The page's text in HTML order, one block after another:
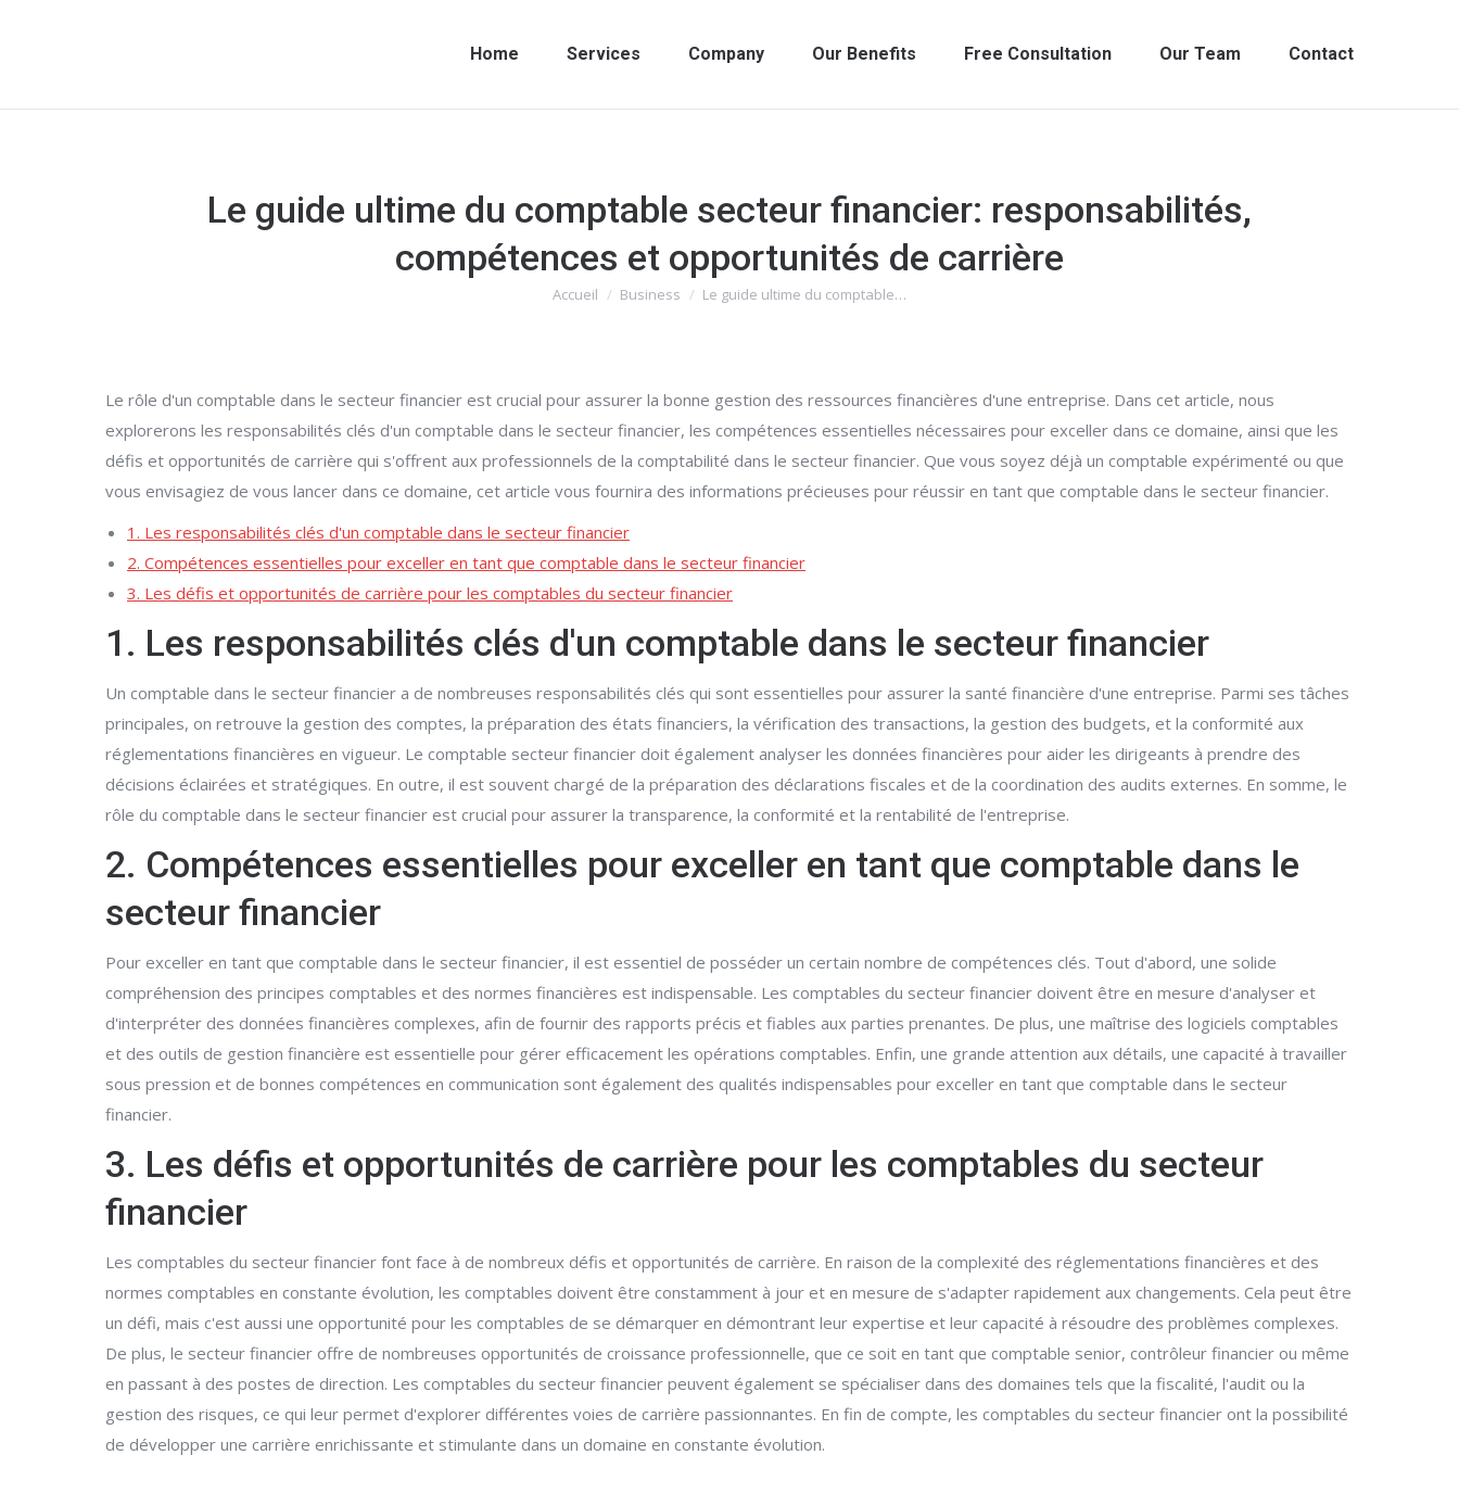
Home Services Company Our Benefits Free Consultation Our Team Contact
Le guide ultime du comptable secteur financier: responsabilités,
compétences et opportunités de carrière
Vous êtes ici :
Accueil Business Le guide ultime du comptable…
Le rôle d'un comptable dans le secteur financier est crucial pour assurer la bonne gestion des ressources financières d'une entreprise. Dans cet article, nous
explorerons les responsabilités clés d'un comptable dans le secteur financier, les compétences essentielles nécessaires pour exceller dans ce domaine, ainsi que les
défis et opportunités de carrière qui s'offrent aux professionnels de la comptabilité dans le secteur financier. Que vous soyez déjà un comptable expérimenté ou que
vous envisagiez de vous lancer dans ce domaine, cet article vous fournira des informations précieuses pour réussir en tant que comptable dans le secteur financier.
1. Les responsabilités clés d'un comptable dans le secteur financier
2. Compétences essentielles pour exceller en tant que comptable dans le secteur financier
3. Les défis et opportunités de carrière pour les comptables du secteur financier
1. Les responsabilités clés d'un comptable dans le secteur financier
Un comptable dans le secteur financier a de nombreuses responsabilités clés qui sont essentielles pour assurer la santé financière d'une entreprise. Parmi ses tâches
principales, on retrouve la gestion des comptes, la préparation des états financiers, la vérification des transactions, la gestion des budgets, et la conformité aux
réglementations financières en vigueur. Le comptable secteur financier doit également analyser les données financières pour aider les dirigeants à prendre des
décisions éclairées et stratégiques. En outre, il est souvent chargé de la préparation des déclarations fiscales et de la coordination des audits externes. En somme, le
rôle du comptable dans le secteur financier est crucial pour assurer la transparence, la conformité et la rentabilité de l'entreprise.
2. Compétences essentielles pour exceller en tant que comptable dans le
secteur financier
Pour exceller en tant que comptable dans le secteur financier, il est essentiel de posséder un certain nombre de compétences clés. Tout d'abord, une solide
compréhension des principes comptables et des normes financières est indispensable. Les comptables du secteur financier doivent être en mesure d'analyser et
d'interpréter des données financières complexes, afin de fournir des rapports précis et fiables aux parties prenantes. De plus, une maîtrise des logiciels comptables
et des outils de gestion financière est essentielle pour gérer efficacement les opérations comptables. Enfin, une grande attention aux détails, une capacité à travailler
sous pression et de bonnes compétences en communication sont également des qualités indispensables pour exceller en tant que comptable dans le secteur
financier.
3. Les défis et opportunités de carrière pour les comptables du secteur
financier
Les comptables du secteur financier font face à de nombreux défis et opportunités de carrière. En raison de la complexité des réglementations financières et des
normes comptables en constante évolution, les comptables doivent être constamment à jour et en mesure de s'adapter rapidement aux changements. Cela peut être
un défi, mais c'est aussi une opportunité pour les comptables de se démarquer en démontrant leur expertise et leur capacité à résoudre des problèmes complexes.
De plus, le secteur financier offre de nombreuses opportunités de croissance professionnelle, que ce soit en tant que comptable senior, contrôleur financier ou même
en passant à des postes de direction. Les comptables du secteur financier peuvent également se spécialiser dans des domaines tels que la fiscalité, l'audit ou la
gestion des risques, ce qui leur permet d'explorer différentes voies de carrière passionnantes. En fin de compte, les comptables du secteur financier ont la possibilité
de développer une carrière enrichissante et stimulante dans un domaine en constante évolution.